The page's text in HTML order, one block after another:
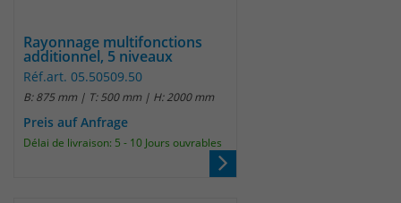
Rayonnage multifonctions
additionnel, 5 niveaux
Réf.art. 05.50509.50
B: 875 mm | T: 500 mm | H: 2000 mm
Preis auf Anfrage
Délai de livraison: 5 - 10 Jours ouvrables